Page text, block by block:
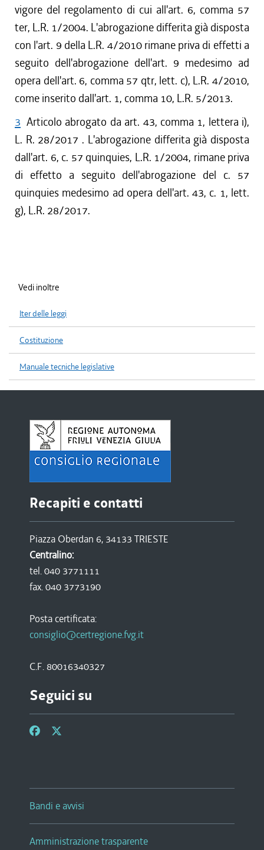
vigore del regolamento di cui all'art. 6, comma 57
ter, L.R. 1/2004. L'abrogazione differita già disposta
con l'art. 9 della L.R. 4/2010 rimane priva di effetti a
seguito dell'abrogazione dell'art. 9 medesimo ad
opera dell'art. 6, comma 57 qtr, lett. c), L.R. 4/2010,
come inserito dall'art. 1, comma 10, L.R. 5/2013.
3 Articolo abrogato da art. 43, comma 1, lettera i),
L. R. 28/2017 . L'abrogazione differita già disposta
dall'art. 6, c. 57 quinquies, L.R. 1/2004, rimane priva
di effetto a seguito dell'abrogazione del c. 57
quinquies medesimo ad opera dell'art. 43, c. 1, lett.
g), L.R. 28/2017.
Vedi inoltre
Iter delle leggi
Costituzione
Manuale tecniche legislative
Recapiti e contatti
Piazza Oberdan 6, 34133 TRIESTE
Centralino:
tel. 040 3771111
fax. 040 3773190
Posta certificata:
consiglio@certregione.fvg.it
C.F. 80016340327
Seguici su
Bandi e avvisi
Amministrazione trasparente